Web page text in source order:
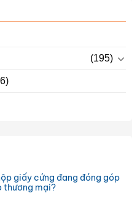
(195)
giấy cứng đang đóng góp
thương mại?